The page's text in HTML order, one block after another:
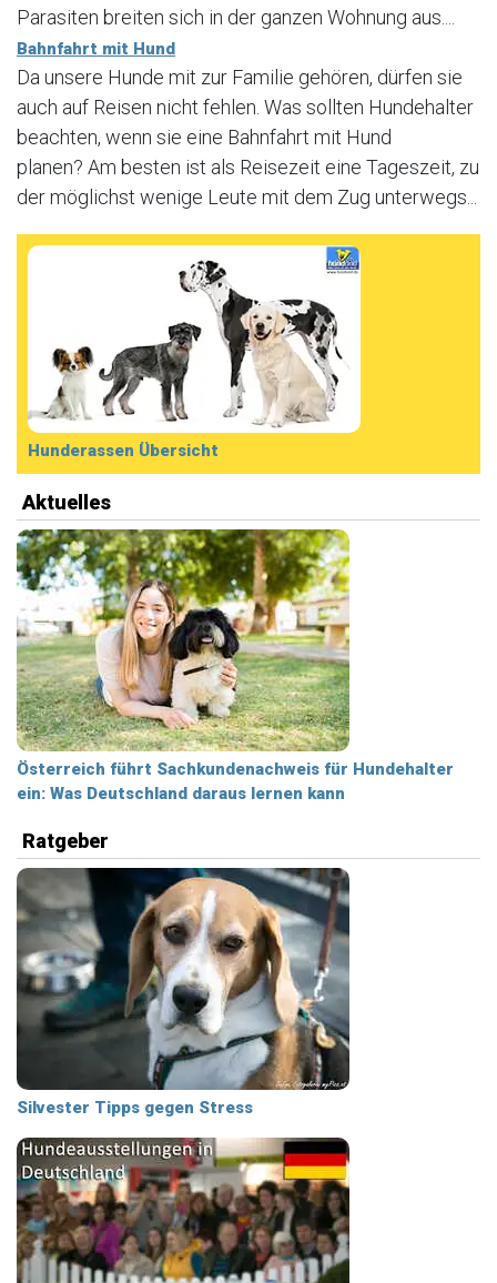
Parasiten breiten sich in der ganzen Wohnung aus....
Bahnfahrt mit Hund
Da unsere Hunde mit zur Familie gehören, dürfen sie
auch auf Reisen nicht fehlen. Was sollten Hundehalter
beachten, wenn sie eine Bahnfahrt mit Hund
planen? Am besten ist als Reisezeit eine Tageszeit, zu
der möglichst wenige Leute mit dem Zug unterwegs...
Hunderassen Übersicht
Aktuelles
Österreich führt Sachkundenachweis für Hundehalter
ein: Was Deutschland daraus lernen kann
Ratgeber
Silvester Tipps gegen Stress